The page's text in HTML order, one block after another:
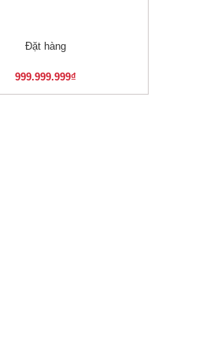
XEM NHANH
Đặt hàng
999.999.999₫